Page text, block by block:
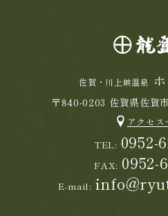
佐賀・川上峡温泉
〒840-0203 佐賀県佐賀
アクセス
TEL: 0952-
FAX: 0952-
E-mail: